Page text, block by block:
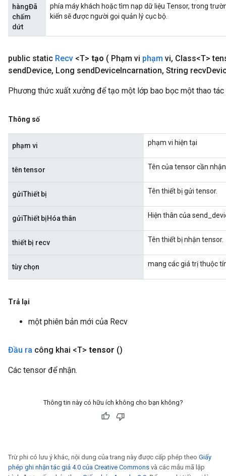
hàngĐã
chấm
dứt
phía máy khách hoặc tìm nạp dữ liệu Tensor, trong
kiến ​​sẽ được người gọi quản lý cục bộ.
public static Recv <T> tạo ( Phạm vi phạm vi, Class<T>
sendDevice, Long sendDeviceIncarnation, String recv
Phương thức xuất xưởng để tạo một lớp bao bọc một thao tác
Thông số
phạm vi phạm vi hiện tại
tên tensor Tên của tensor cần
gửiThiết bị Tên thiết bị gửi tensor.
gửiThiết bịHóa thân Hiện thân của
thiết bị recv Tên thiết bị nhận tensor.
tùy chọn mang các giá trị thuộc
Trả lại
một phiên bản mới của Recv
Đầu ra công khai <T> tensor ()
Các tensor để nhận.
Thông tin này có hữu ích không cho bạn không?
Trừ phi có lưu ý khác, nội dung của trang này được cấp phép theo Giấy
phép ghi nhận tác giả 4.0 của Creative Commons và các mẫu mã lập